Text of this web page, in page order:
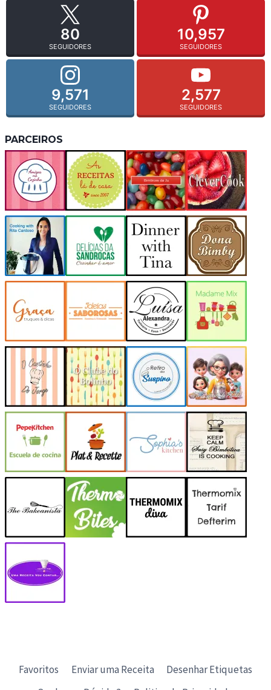
80
SEGUIDORES
10,957
SEGUIDORES
9,571
SEGUIDORES
2,577
SEGUIDORES
PARCEIROS
Favoritos Enviar uma Receita
Desenhar Etiquetas